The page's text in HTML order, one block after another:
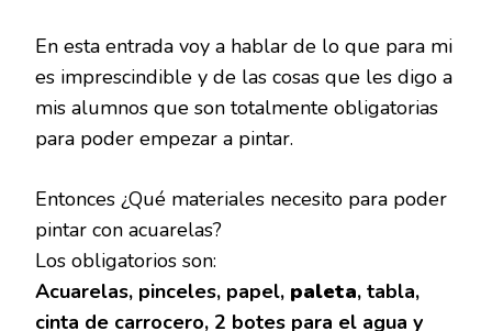
En esta entrada voy a hablar de lo que para mi
es imprescindible y de las cosas que les digo a
mis alumnos que son totalmente obligatorias
para poder empezar a pintar.
Entonces ¿Qué materiales necesito para poder
pintar con acuarelas?
Los obligatorios son:
Acuarelas, pinceles, papel, paleta, tabla,
cinta de carrocero, 2 botes para el agua y